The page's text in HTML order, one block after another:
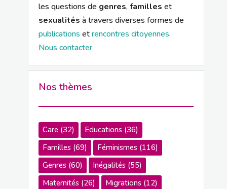
les questions de genres,familles et
sexualités à travers diverses formes de
publications etrencontres citoyennes.
Nous contacter
Nos thèmes
Care(32) Educations(36)
Familles(69) Féminismes(116)
Genres(60) Inégalités(55)
Maternités(26) Migrations(12)